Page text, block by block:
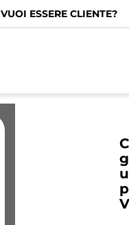
VUOI ESSERE CLIENTE?